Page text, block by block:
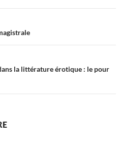
la littérature érotique : le pour